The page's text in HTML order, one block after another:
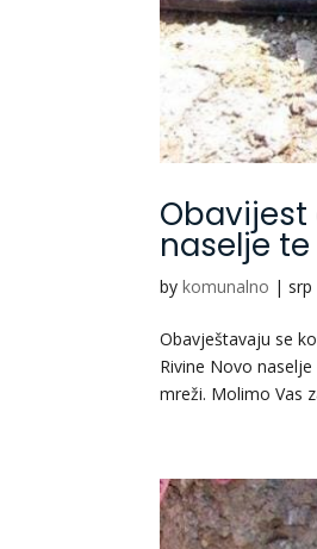
Obavijest
naselje
bykomunalno | srp
Obavještavaju se
Rivine Novo
mreži. Molimo Vas